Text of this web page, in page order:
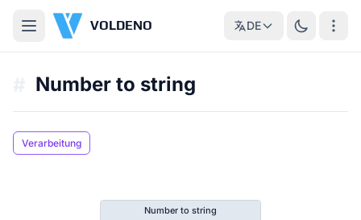
VOLDENO DE
Number to string
Verarbeitung
Number to string